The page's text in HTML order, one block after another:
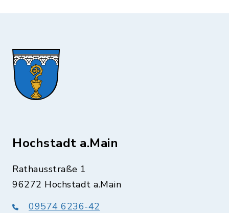
Hochstadt a.Main
Rathausstraße 1
96272 Hochstadt a.Main
09574 6236-42